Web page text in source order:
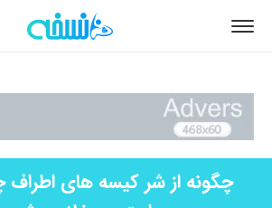
چگونه از شر کیسه­ های